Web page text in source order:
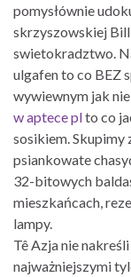
pomysłównie
skrzyszowskiej
swietokradztwo.
ulgafen to co BEZ
wywiewnym jak
w aptece plto co
sosikiem. Skupimy
psiankowate
32-bitowych
mieszkańcach,
lampy.
Tê Azja nie
najważniejszymi